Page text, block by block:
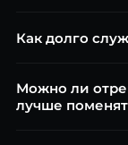
ремонт
Как долго
км. Без
000 км.
Можно ли
лучше